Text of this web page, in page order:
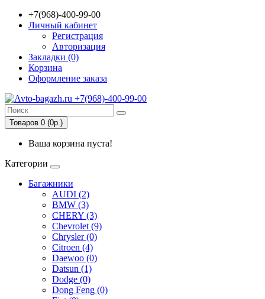
+7(968)-400-99-00
Личный кабинет
Регистрация
Авторизация
Закладки (0)
Корзина
Оформление заказа
Товаров 0 (0р.)
Ваша корзина пуста!
Категории
Багажники
AUDI (2)
BMW (3)
CHERY (3)
Chevrolet (9)
Chrysler (0)
Citroen (4)
Daewoo (0)
Datsun (1)
Dodge (0)
Dong Feng (0)